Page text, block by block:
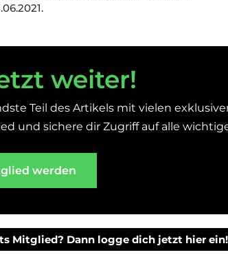
weiter!
Teil des Artikels mit vielen
und sichere dir Zugriff auf alle
werden
Mitglied? Dann logge dich jetzt hier ein!